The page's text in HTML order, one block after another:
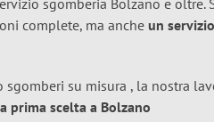
sgomberia Bolzano e
complete, ma anche un
su misura , la nostra
prima scelta a Bolzano